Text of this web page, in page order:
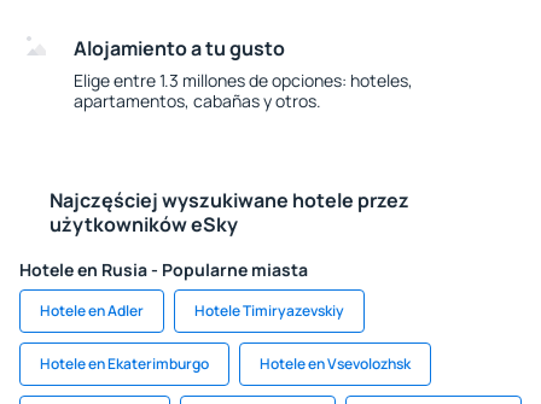
Alojamiento a tu gusto
Elige entre 1.3 millones de opciones: hoteles,
apartamentos, cabañas y otros.
Najczęściej wyszukiwane hotele przez
użytkowników eSky
Hotele en Rusia - Popularne miasta
Hotele en Adler Hotele Timiryazevskiy
Hotele en Ekaterimburgo Hotele en Vsevolozhsk